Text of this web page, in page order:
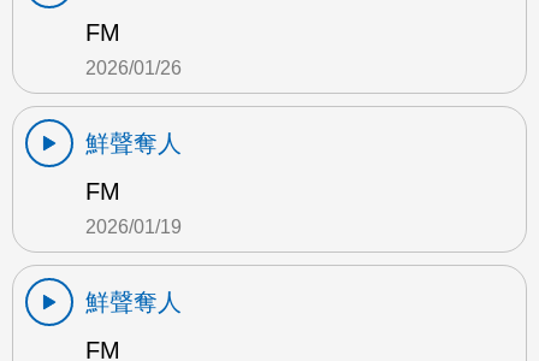
FM
2026/01/26
鮮聲奪人
FM
2026/01/19
鮮聲奪人
FM